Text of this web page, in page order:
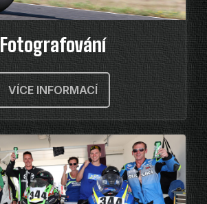
Fotografování
VÍCE INFORMACÍ